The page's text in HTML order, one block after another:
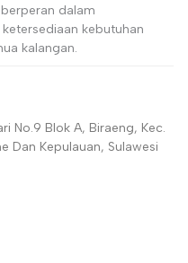
dalam
kebutuhan
kalangan.
No.9 Blok A, Biraeng, Kec.
Dan Kepulauan, Sulawesi